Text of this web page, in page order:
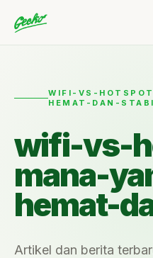
WIFI-VS-
HEMAT-DAN-
wifi-vs-
mana-
hemat-
Artikel dan berita